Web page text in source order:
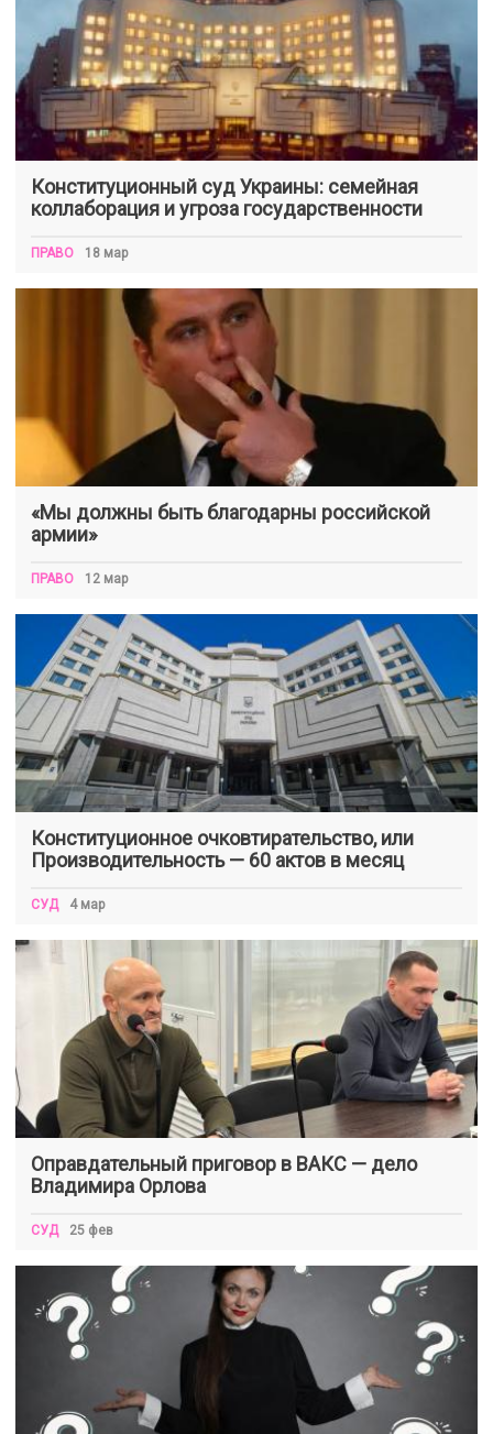
Конституционный суд Украины: семейная
коллаборация и угроза государственности
ПРАВО 18 мар
«Мы должны быть благодарны российской
армии»
ПРАВО 12 мар
Конституционное очковтирательство, или
Производительность — 60 актов в месяц
СУД 4 мар
Оправдательный приговор в ВАКС — дело
Владимира Орлова
СУД 25 фев